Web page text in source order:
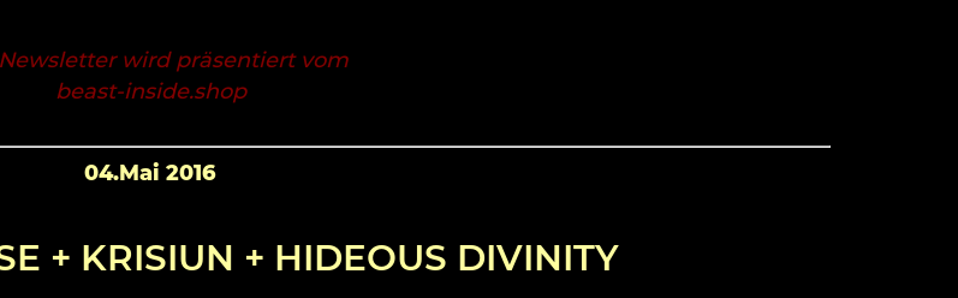
wird präsentiert vom
beast-inside.shop
04.Mai 2016
+ KRISIUN + HIDEOUS DIVINITY